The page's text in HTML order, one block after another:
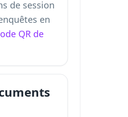
de session
en
QR de